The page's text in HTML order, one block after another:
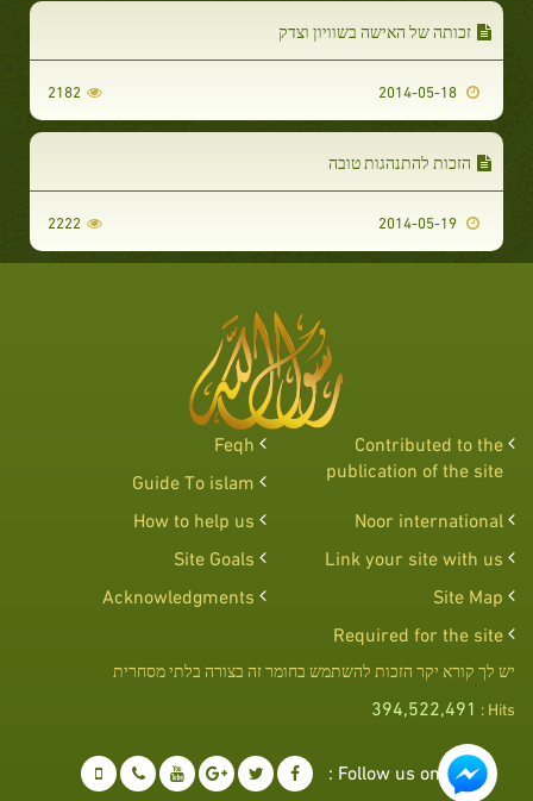
זכותה של האישה בשוויון וצדק
2182
הזכות להתנהגות טובה
2222
Contributed to the
publication of the site
Feqh
Guide To islam
Noor international
How to help us
Link your site with us
Site Goals
Site Map
Acknowledgments
Required for the site
יש לך קורא יקר הזכות להשתמש בחומר זה בצורה בלתי מסחרית
Hits :
394,522,491
Follow us on :